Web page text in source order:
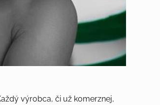
výrobca, či už komerznej,